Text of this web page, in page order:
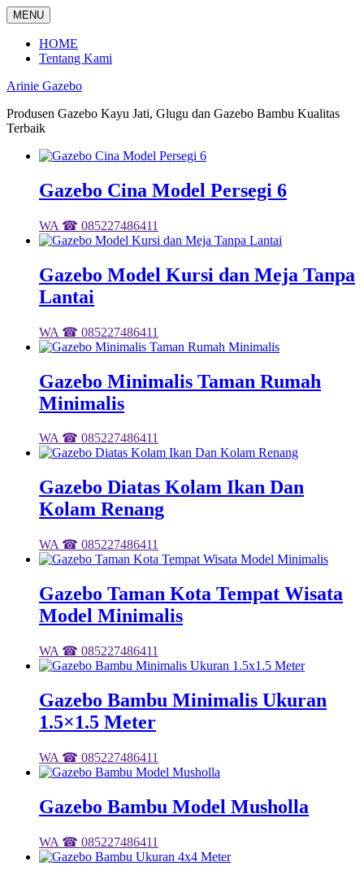
Langsung
ke
konten
MENU
HOME
Tentang Kami
Arinie Gazebo
Produsen Gazebo Kayu Jati, Glugu dan Gazebo Bambu Kualitas
Terbaik
Gazebo Cina Model Persegi 6
WA ☎ 085227486411
Gazebo Model Kursi dan Meja Tanpa
Lantai
WA ☎ 085227486411
Gazebo Minimalis Taman Rumah
Minimalis
WA ☎ 085227486411
Gazebo Diatas Kolam Ikan Dan
Kolam Renang
WA ☎ 085227486411
Gazebo Taman Kota Tempat Wisata
Model Minimalis
WA ☎ 085227486411
Gazebo Bambu Minimalis Ukuran
1.5×1.5 Meter
WA ☎ 085227486411
Gazebo Bambu Model Musholla
WA ☎ 085227486411